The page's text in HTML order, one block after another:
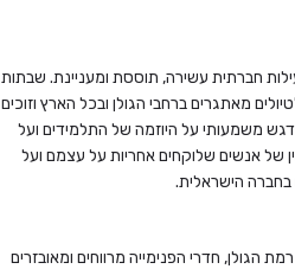
חברתית עשירה, תוססת ומעניינת. שבתות
מאתגרים ברחבי הגולן ובכל הארץ וזוכים
דגש משמעותי על היוזמה של התלמידים ועל
של אנשים שלוקחים אחריות על עצמם ועל
בחברה הישראלית.
חדרי הפנימייה מרווחים ומאובזרים